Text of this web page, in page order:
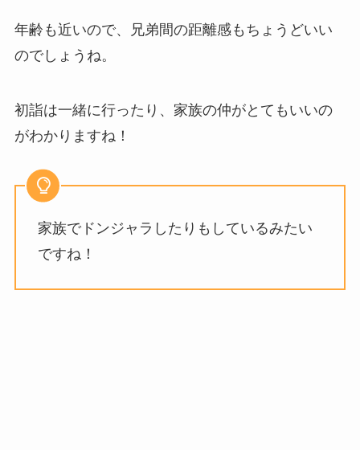
年齢も近いので、兄弟間の距離感もちょうどいい
のでしょうね。
初詣は一緒に行ったり、家族の仲がとてもいいの
がわかりますね！
家族でドンジャラしたりもしているみたい
ですね！